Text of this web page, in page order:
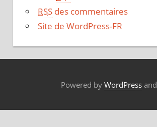
RSS des commentaires
Site de WordPress-FR
Powered by WordPressand